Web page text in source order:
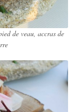
de veau, accras de